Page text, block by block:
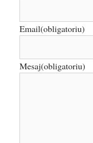
Email(obligatoriu)
Mesaj(obligatoriu)